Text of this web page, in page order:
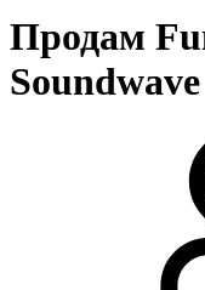
Продам
Soundwave